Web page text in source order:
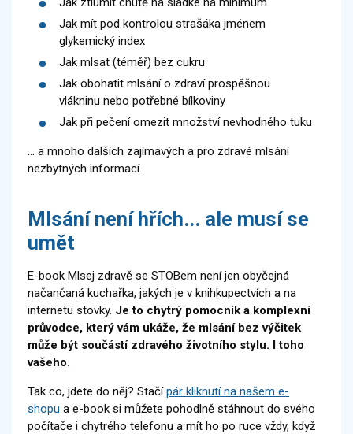
Jak mít pod kontrolou strašáka jménem
glykemický index
Jak mlsat (téměř) bez cukru
Jak obohatit mlsání o zdraví prospěšnou
vlákninu nebo potřebné bílkoviny
Jak při pečení omezit množství nevhodného tuku
… a mnoho dalších zajímavých a pro zdravé mlsání
nezbytných informací.
Mlsání není hřích... ale musí se
umět
E-book Mlsej zdravě se STOBem není jen obyčejná
načančaná kuchařka, jakých je v knihkupectvích a na
internetu stovky. Je to chytrý pomocník a komplexní
průvodce, který vám ukáže, že mlsání bez výčitek
může být součástí zdravého životního stylu. I toho
vašeho.
Tak co, jdete do něj? Stačípár kliknutí na našem e-
shopu a e-book si můžete pohodlně stáhnout do svého
počítače i chytrého telefonu a mít ho po ruce vždy, když